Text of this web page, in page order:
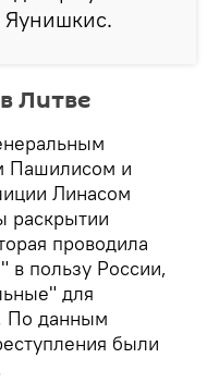
Яунишкис.
Литве
Пашилисом и
Линасом
раскрытии
проводила
в пользу России,
для
По данным
были